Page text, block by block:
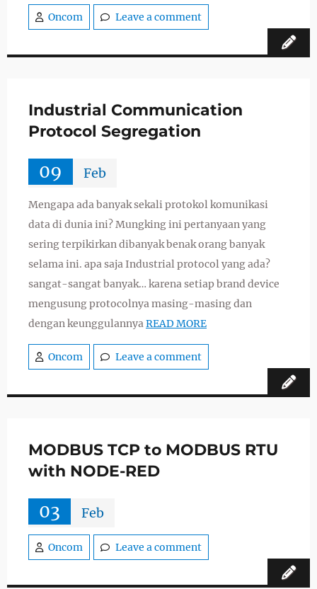
Oncom Leave a comment
Industrial Communication
Protocol Segregation
09 Feb
Mengapa ada banyak sekali protokol komunikasi
data di dunia ini? Mungking ini pertanyaan yang
sering terpikirkan dibanyak benak orang banyak
selama ini. apa saja Industrial protocol yang ada?
sangat-sangat banyak… karena setiap brand device
mengusung protocolnya masing-masing dan
dengan keunggulannyaREAD MORE
Oncom Leave a comment
MODBUS TCP to MODBUS RTU
with NODE-RED
03 Feb
Oncom Leave a comment